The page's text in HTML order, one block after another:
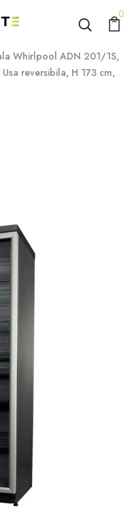
0
Whirlpool ADN 201/1S,
reversibila, H 173 cm,